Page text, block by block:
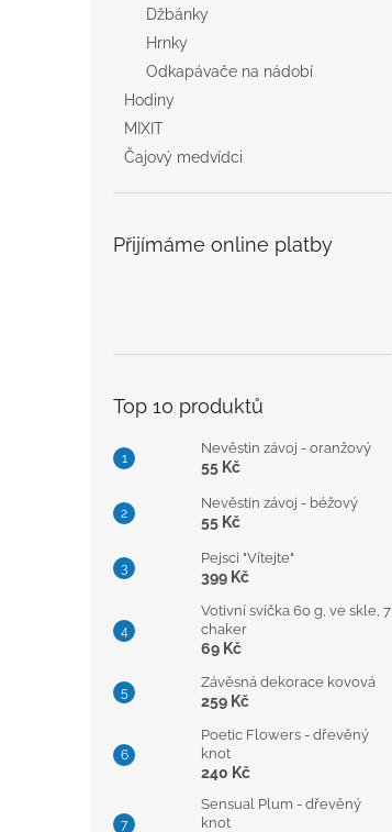
Džbánky
Hrnky
Odkapávače na nádobí
Hodiny
MIXIT
Čajový medvídci
Přijímáme online platby
Top 10 produktů
Nevěstin závoj - oranžový
55 Kč
Nevěstin závoj - béžový
55 Kč
Pejsci "Vítejte"
399 Kč
Votivní svíčka 60 g, ve skle, 7
chaker
69 Kč
Závěsná dekorace kovová
259 Kč
Poetic Flowers - dřevěný
knot
240 Kč
Sensual Plum - dřevěný
knot